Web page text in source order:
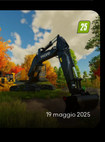
19 maggio 2025